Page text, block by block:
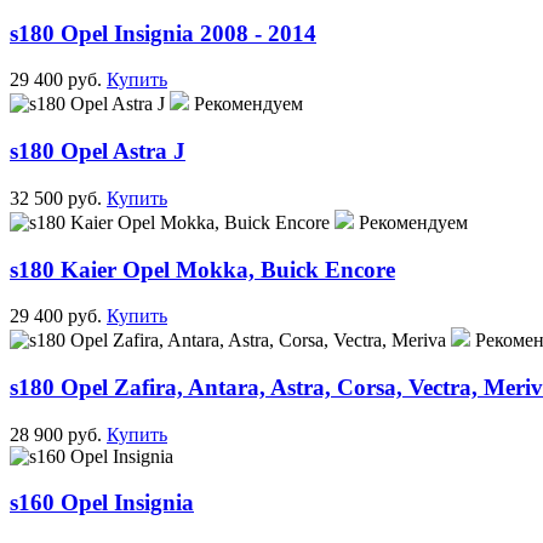
s180 Opel Insignia 2008 - 2014
29 400 руб. Купить
Рекомендуем
s180 Opel Astra J
32 500 руб. Купить
Рекомендуем
s180 Kaier Opel Mokka, Buick Encore
29 400 руб. Купить
s180 Opel Zafira, Antara, Astra, Corsa, Vectra,
28 900 руб. Купить
s160 Opel Insignia